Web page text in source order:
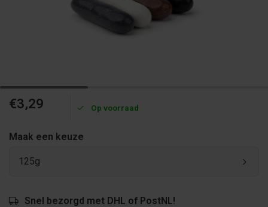
€3,29 Op voorraad
Maak een keuze
125g
Snel bezorgd met DHL of PostNL!